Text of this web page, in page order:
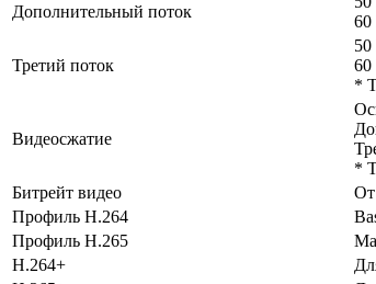
Дополнительный поток
60
Третий поток
50
60
*
Видеосжатие
*
Битрейт видео
От
Профиль H.264
Профиль H.265
H.264+